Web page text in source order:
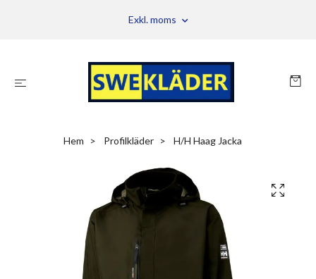
Exkl. moms
Hem Profilkläder H/H Haag Jacka